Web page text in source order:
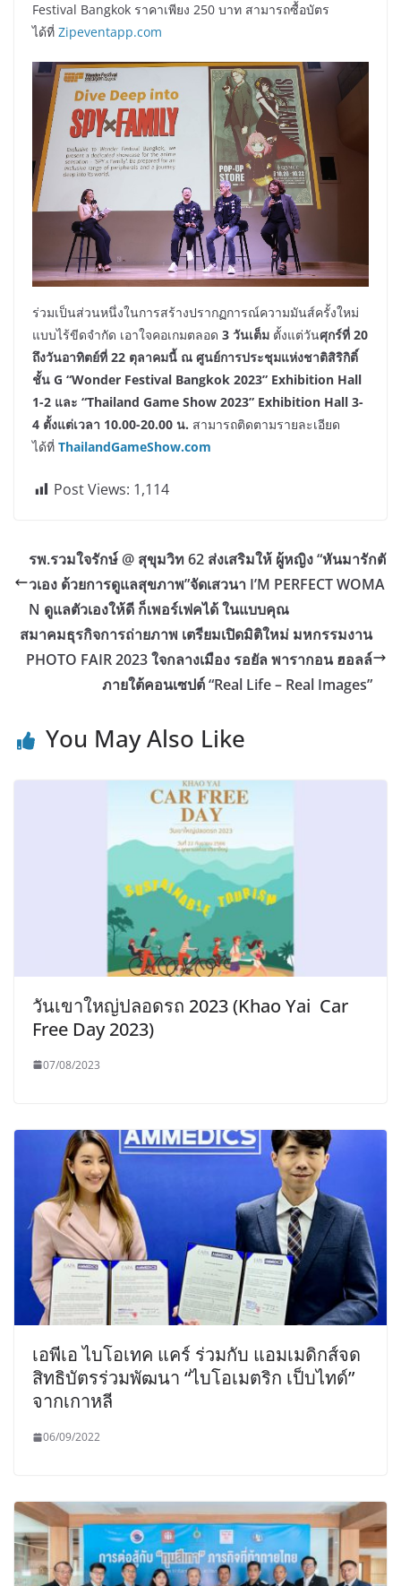
Festival Bangkok ราคาเพียง 250 บาท สามารถซื้อบัตร
ได้ที่ Zipeventapp.com
ร่วมเป็นส่วนหนึ่งในการสร้างปรากฏการณ์ความมันส์ครั้งใหม่
แบบไร้ขีดจำกัด เอาใจคอเกมตลอด 3 วันเต็ม ตั้งแต่วันศุกร์ที่ 20
ถึงวันอาทิตย์ที่ 22 ตุลาคมนี้ ณ ศูนย์การประชุมแห่งชาติสิริกิติ์
ชั้น G “Wonder Festival Bangkok 2023” Exhibition Hall
1-2 และ “Thailand Game Show 2023” Exhibition Hall 3-
4 ตั้งแต่เวลา 10.00-20.00 น. สามารถติดตามรายละเอียด
ได้ที่ ThailandGameShow.com
Post Views: 1,114
รพ.รวมใจรักษ์ @ สุขุมวิท 62 ส่งเสริมให้ ผู้หญิง “หันมารักตั
วเอง ด้วยการดูแลสุขภาพ”จัดเสวนา I’M PERFECT WOMA
N ดูแลตัวเองให้ดี ก็เพอร์เฟคได้ ในแบบคุณ
สมาคมธุรกิจการถ่ายภาพ เตรียมเปิดมิติใหม่ มหกรรมงาน
PHOTO FAIR 2023 ใจกลางเมือง รอยัล พารากอน ฮอลล์
ภายใต้คอนเซปต์ “Real Life – Real Images”
You May Also Like
วันเขาใหญ่ปลอดรถ 2023 (Khao Yai Car
Free Day 2023)
07/08/2023
เอพีเอ ไบโอเทค แคร์ ร่วมกับ แอมเมดิกส์จด
สิทธิบัตรร่วมพัฒนา “ไบโอเมตริก เป็บไทด์”
จากเกาหลี
06/09/2022